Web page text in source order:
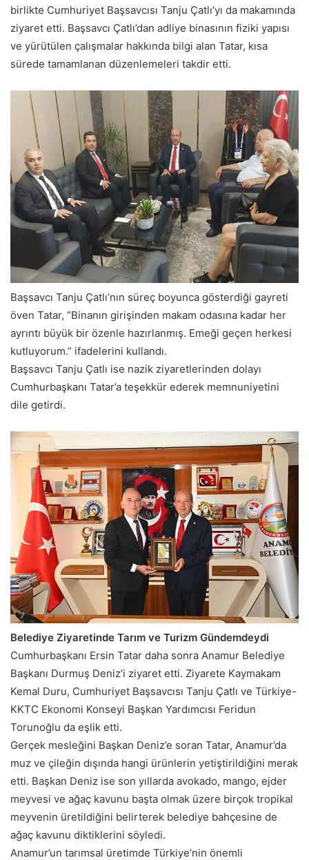
birlikte Cumhuriyet Başsavcısı Tanju Çatlı’yı da makamında
ziyaret etti. Başsavcı Çatlı’dan adliye binasının fiziki yapısı
ve yürütülen çalışmalar hakkında bilgi alan Tatar, kısa
sürede tamamlanan düzenlemeleri takdir etti.
Başsavcı Tanju Çatlı’nın süreç boyunca gösterdiği gayreti
öven Tatar, “Binanın girişinden makam odasına kadar her
ayrıntı büyük bir özenle hazırlanmış. Emeği geçen herkesi
kutluyorum.” ifadelerini kullandı.
Başsavcı Tanju Çatlı ise nazik ziyaretlerinden dolayı
Cumhurbaşkanı Tatar’a teşekkür ederek memnuniyetini
dile getirdi.
Belediye Ziyaretinde Tarım ve Turizm Gündemdeydi
Cumhurbaşkanı Ersin Tatar daha sonra Anamur Belediye
Başkanı Durmuş Deniz’i ziyaret etti. Ziyarete Kaymakam
Kemal Duru, Cumhuriyet Başsavcısı Tanju Çatlı ve Türkiye-
KKTC Ekonomi Konseyi Başkan Yardımcısı Feridun
Torunoğlu da eşlik etti.
Gerçek mesleğini Başkan Deniz’e soran Tatar, Anamur’da
muz ve çileğin dışında hangi ürünlerin yetiştirildiğini merak
etti. Başkan Deniz ise son yıllarda avokado, mango, ejder
meyvesi ve ağaç kavunu başta olmak üzere birçok tropikal
meyvenin üretildiğini belirterek belediye bahçesine de
ağaç kavunu diktiklerini söyledi.
Anamur’un tarımsal üretimde Türkiye’nin önemli